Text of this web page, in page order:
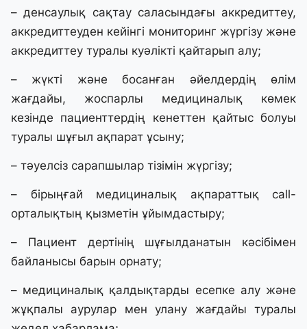
– денсаулық сақтау саласындағы аккредиттеу,
аккредиттеуден кейінгі мониторинг жүргізу және
аккредиттеу туралы куәлікті қайтарып алу;
– жүкті және босанған әйелдердің өлім
жағдайы, жоспарлы медициналық көмек
кезінде пациенттердің кенеттен қайтыс болуы
туралы шұғыл ақпарат ұсыну;
– тәуелсіз сарапшылар тізімін жүргізу;
– бірыңғай медициналық ақпараттық call-
орталықтың қызметін ұйымдастыру;
– Пациент дертінің шұғылданатын кәсібімен
байланысы барын орнату;
– медициналық қалдықтарды есепке алу және
жұқпалы аурулар мен улану жағдайы туралы